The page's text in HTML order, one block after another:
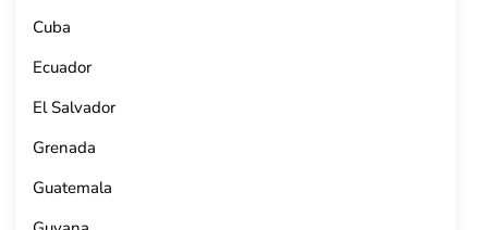
Cuba
Ecuador
El Salvador
Grenada
Guatemala